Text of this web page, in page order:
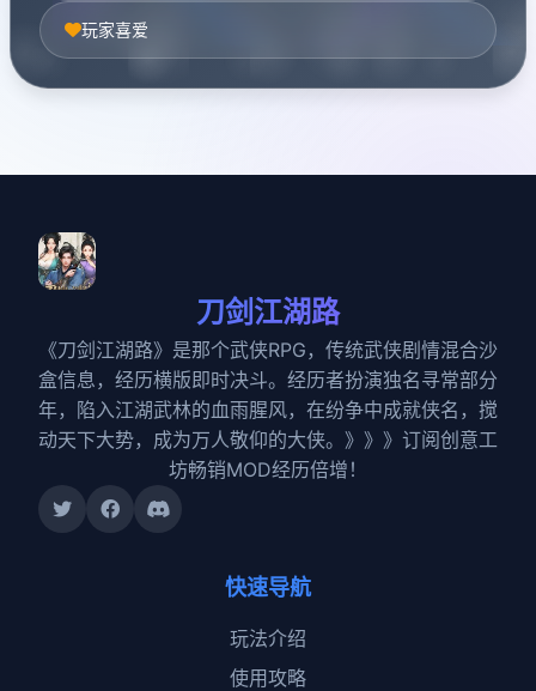
玩家喜爱
刀剑江湖路
《刀剑江湖路》是那个武侠RPG，传统武侠剧情混合沙
盒信息，经历横版即时决斗。经历者扮演独名寻常部分
年，陷入江湖武林的血雨腥风，在纷争中成就侠名，搅
动天下大势，成为万人敬仰的大侠。》》》订阅创意工
坊畅销MOD经历倍增！
快速导航
玩法介绍
使用攻略